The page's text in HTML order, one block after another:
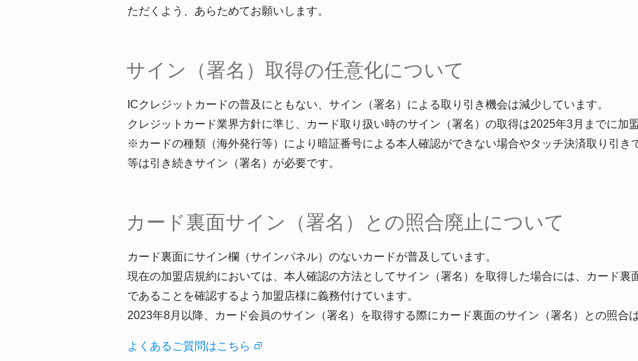
ただくよう、あらためてお願いします。
サイン（署名）取得の任意化について
ICクレジットカードの普及にともない、サイン（署名）による取り引き機会は減少しています。
クレジットカード業界方針に準じ、カード取り扱い時のサイン（署名）の取得は2025年3月までに加
※カードの種類（海外発行等）により暗証番号による本人確認ができない場合やタッチ決済取り引き
等は引き続きサイン（署名）が必要です。
カード裏面サイン（署名）との照合廃止について
カード裏面にサイン欄（サインパネル）のないカードが普及しています。
現在の加盟店規約においては、本人確認の方法としてサイン（署名）を取得した場合には、カード裏
であることを確認するよう加盟店様に義務付けています。
2023年8月以降、カード会員のサイン（署名）を取得する際にカード裏面のサイン（署名）との照合
よくあるご質問はこちら